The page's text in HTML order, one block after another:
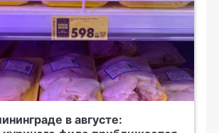
в августе: